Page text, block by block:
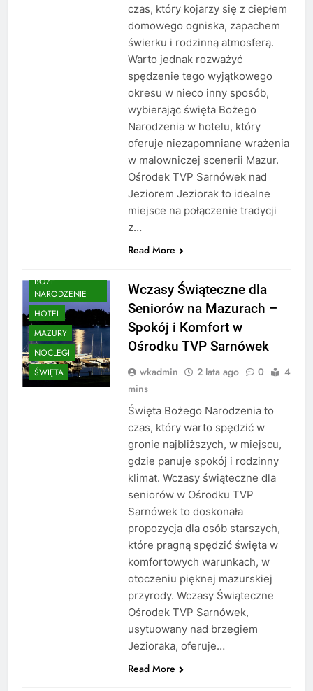
czas, który kojarzy się z ciepłem
domowego ogniska, zapachem
świerku i rodzinną atmosferą.
Warto jednak rozważyć
spędzenie tego wyjątkowego
okresu w nieco inny sposób,
wybierając święta Bożego
Narodzenia w hotelu, który
oferuje niezapomniane wrażenia
w malowniczej scenerii Mazur.
Ośrodek TVP Sarnówek nad
Jeziorem Jeziorak to idealne
miejsce na połączenie tradycji
z…
Read More
BOŻE
NARODZENIE
HOTEL
MAZURY
NOCLEGI
ŚWIĘTA
Wczasy Świąteczne dla
Seniorów na Mazurach –
Spokój i Komfort w
Ośrodku TVP Sarnówek
wkadmin 2 lata ago 0
4
mins
Święta Bożego Narodzenia to
czas, który warto spędzić w
gronie najbliższych, w miejscu,
gdzie panuje spokój i rodzinny
klimat. Wczasy świąteczne dla
seniorów w Ośrodku TVP
Sarnówek to doskonała
propozycja dla osób starszych,
które pragną spędzić święta w
komfortowych warunkach, w
otoczeniu pięknej mazurskiej
przyrody. Wczasy Świąteczne
Ośrodek TVP Sarnówek,
usytuowany nad brzegiem
Jezioraka, oferuje…
Read More